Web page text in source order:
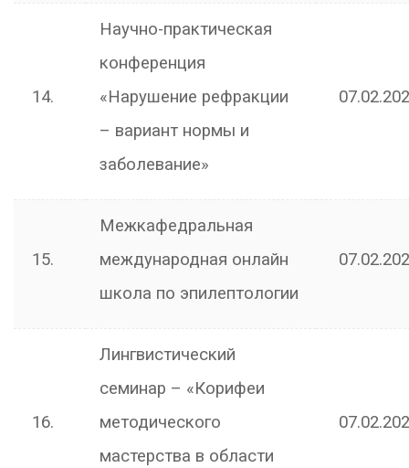
14.
Научно-практическая
конференция
«Нарушение рефракции
– вариант нормы и
заболевание»
15.
Межкафедральная
международная онлайн
школа по эпилептологии
16.
Лингвистический
семинар – «Корифеи
методического
мастерства в области